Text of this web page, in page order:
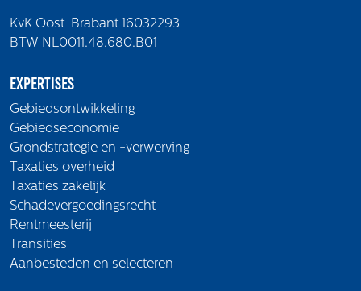
KvK Oost-Brabant 16032293
BTW NL0011.48.680.B01
Expertises
Gebiedsontwikkeling
Gebiedseconomie
Grondstrategie en -verwerving
Taxaties overheid
Taxaties zakelijk
Schadevergoedingsrecht
Rentmeesterij
Transities
Aanbesteden en selecteren